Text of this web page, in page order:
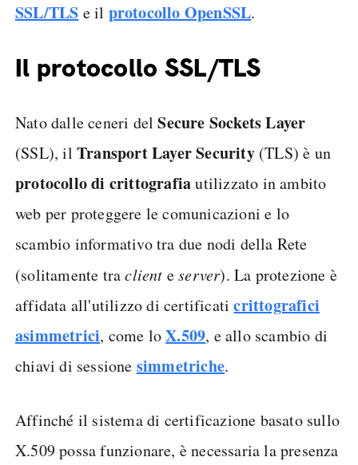
SSL/TLS e il protocollo OpenSSL.
Il protocollo SSL/TLS
Nato dalle ceneri delSecure Sockets Layer
(SSL), il Transport Layer Security(TLS) è un
protocollo di crittografiautilizzato in ambito
web per proteggere le comunicazioni e lo
scambio informativo tra due nodi della Rete
(solitamente traclient eserver). La protezione è
affidata all'utilizzo di certificaticrittografici
asimmetrici, come loX.509, e allo scambio di
chiavi di sessione simmetriche.
Affinché il sistema di certificazione basato sullo
X.509 possa funzionare, è necessaria la presenza